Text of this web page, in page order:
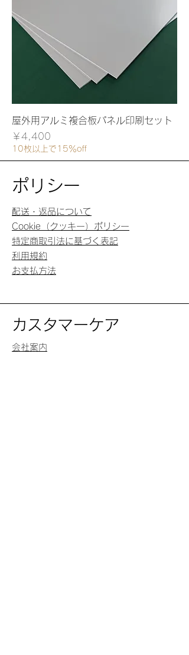
屋外用アルミ複合板パネル印刷セット
価格
￥4,400
10枚以上で15％off
ポリシー
配送・返品について
Cookie（クッキー）ポリシー
特定商取引法に基づく表記
利用規約
お支払方法
カスタマーケア
会社案内